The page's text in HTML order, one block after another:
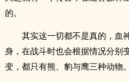
的。
其实这一切都不是真的，血
身，在战斗时也会根据情况分别
变，都只有熊、豹与鹰三种动物。